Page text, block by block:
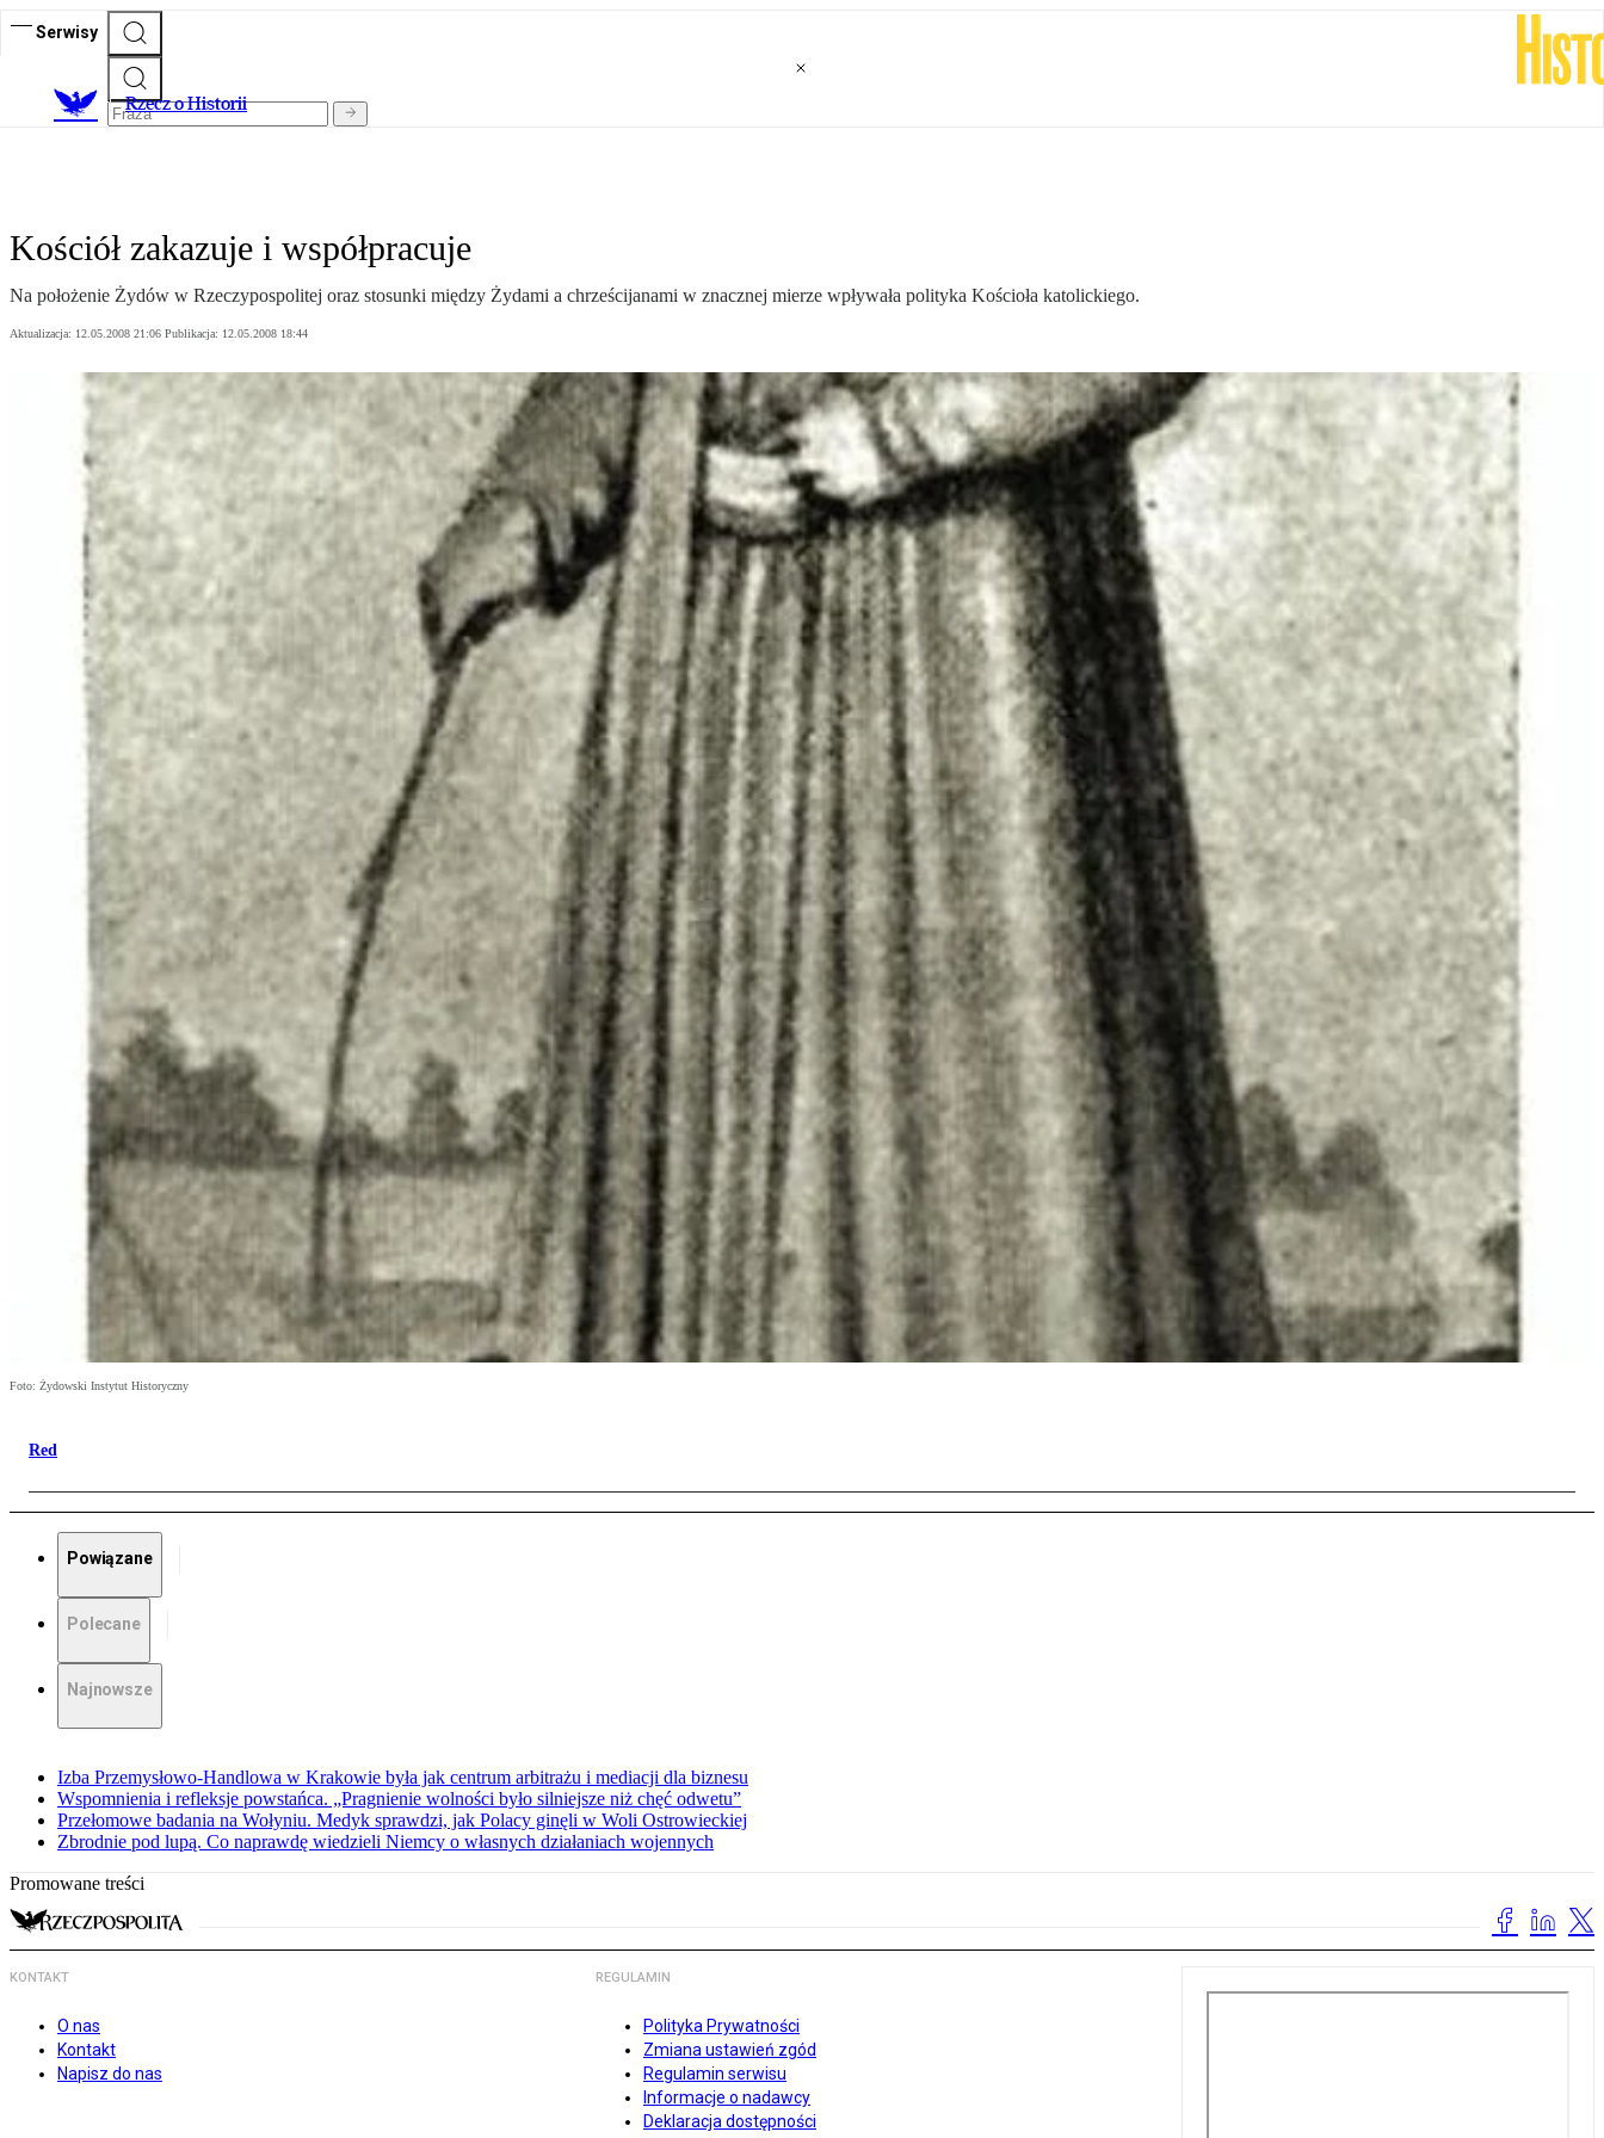
Serwisy
Rzecz o Historii
Kościół zakazuje i współpracuje
Na położenie Żydów w Rzeczypospolitej oraz stosunki między Żydami a chrześcijanami w znacznej mierze wpływała polityka Kościoła katolickiego.
Aktualizacja: 12.05.2008 21:06 Publikacja: 12.05.2008 18:44
Foto: Żydowski Instytut Historyczny
Red
Powiązane
Polecane
Najnowsze
Izba Przemysłowo-Handlowa w Krakowie była jak centrum arbitrażu i mediacji dla biznesu
Wspomnienia i refleksje powstańca. „Pragnienie wolności było silniejsze niż chęć odwetu”
Przełomowe badania na Wołyniu. Medyk sprawdzi, jak Polacy ginęli w Woli Ostrowieckiej
Zbrodnie pod lupą. Co naprawdę wiedzieli Niemcy o własnych działaniach wojennych
Promowane treści
KONTAKT
O nas
Kontakt
Napisz do nas
REGULAMIN
Polityka Prywatności
Zmiana ustawień zgód
Regulamin serwisu
Informacje o nadawcy
Deklaracja dostępności